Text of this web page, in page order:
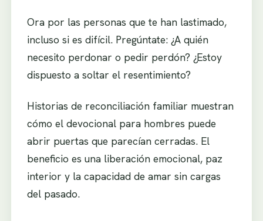
Ora por las personas que te han lastimado,
incluso si es difícil. Pregúntate: ¿A quién
necesito perdonar o pedir perdón? ¿Estoy
dispuesto a soltar el resentimiento?
Historias de reconciliación familiar muestran
cómo el devocional para hombres puede
abrir puertas que parecían cerradas. El
beneficio es una liberación emocional, paz
interior y la capacidad de amar sin cargas
del pasado.